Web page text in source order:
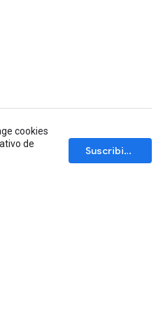
cookies
de
Suscribirse